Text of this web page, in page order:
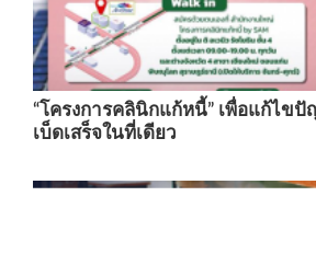
“โครงการคลินิกแก้หนี้” เพื่อแก้ไข
เบ็ดเสร็จในที่เดียว